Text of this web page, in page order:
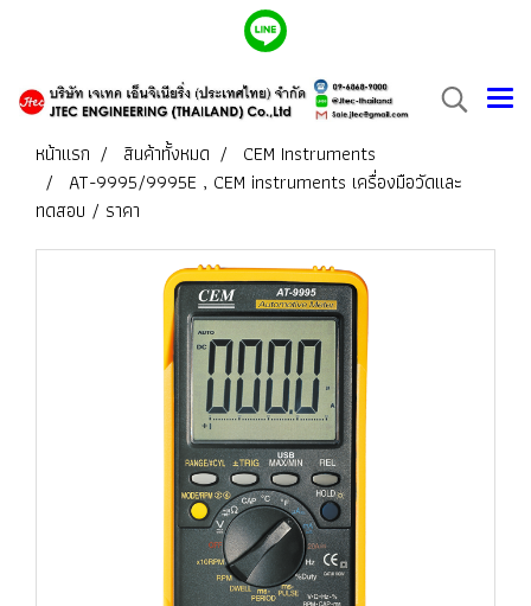
หน้าแรก สินค้าทั้งหมด
CEM Instruments
AT-9995/9995E , CEM instruments เครื่องมือวัดและ
ทดสอบ / ราคา